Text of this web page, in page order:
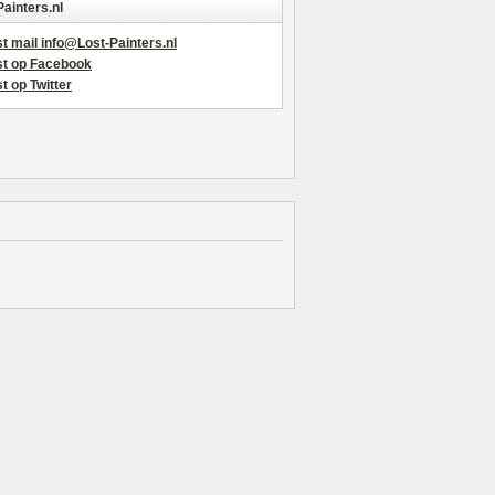
mail info@Lost-Painters.nl
op Facebook
op Twitter